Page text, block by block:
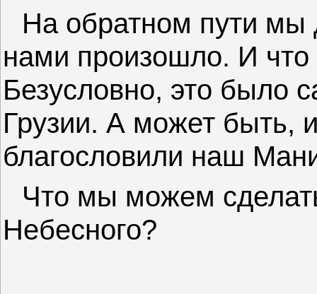
На обратном пути мы
нами произошло. И что
Безусловно, это было
Грузии. А может быть,
благословили наш
Что мы можем
Небесного?